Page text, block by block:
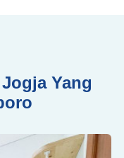
Yang